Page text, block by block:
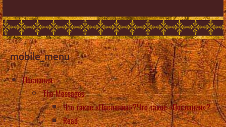
mobile_menu
Послания
The Messages
Что такое «Послания»?Что такое «Послания»?
Read